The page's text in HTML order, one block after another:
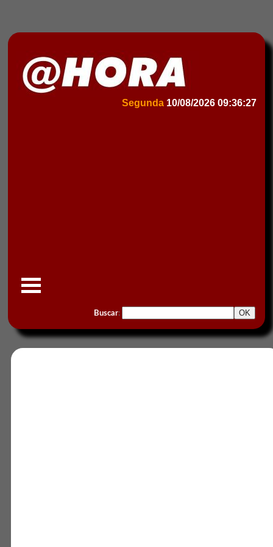
Segunda 10/08/2026 09:36:27
Buscar: